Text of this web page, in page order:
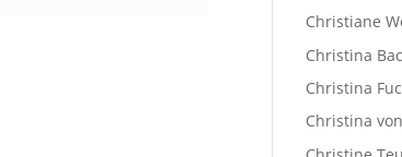
Christiane
Christina
Christina
Christina